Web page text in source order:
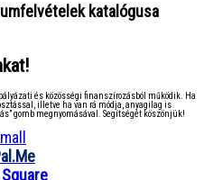
katalógusa
és közösségi finanszírozásból működik. Ha
illetve ha van rá módja, anyagilag is
gomb megnyomásával. Segítségét köszönjük!